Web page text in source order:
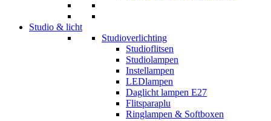
Studio & licht
Studioverlichting
Studioflitsen
Studiolampen
Instellampen
LEDlampen
Daglicht lampen E27
Flitsparaplu
Ringlampen & Softboxen